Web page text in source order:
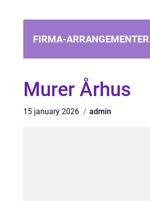
FIRMA-
Murer Århus
15 january 2026 admin